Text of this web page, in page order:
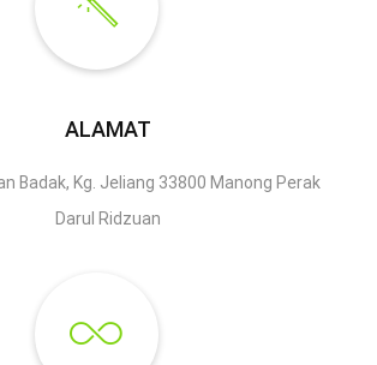
ALAMAT
Badak, Kg. Jeliang 33800 Manong Perak
Darul Ridzuan